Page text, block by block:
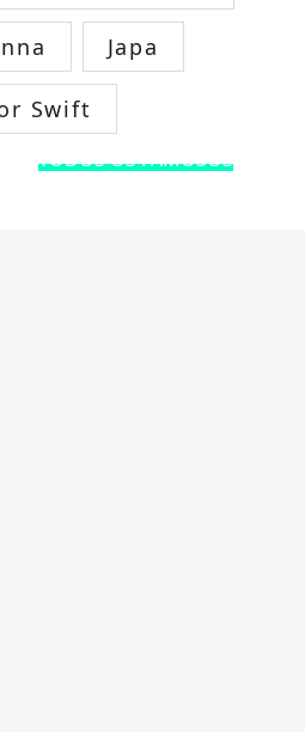
Japa
Swift
TODOS OS FAMOSOS